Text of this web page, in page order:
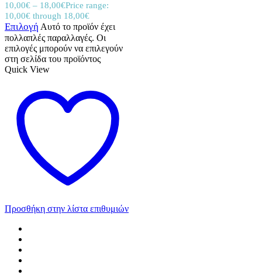
10,00€ – 18,00€Price range:
10,00€ through 18,00€
Επιλογή Αυτό το προϊόν έχει
πολλαπλές παραλλαγές. Οι
επιλογές μπορούν να επιλεγούν
στη σελίδα του προϊόντος
Quick View
Προσθήκη στην λίστα επιθυμιών